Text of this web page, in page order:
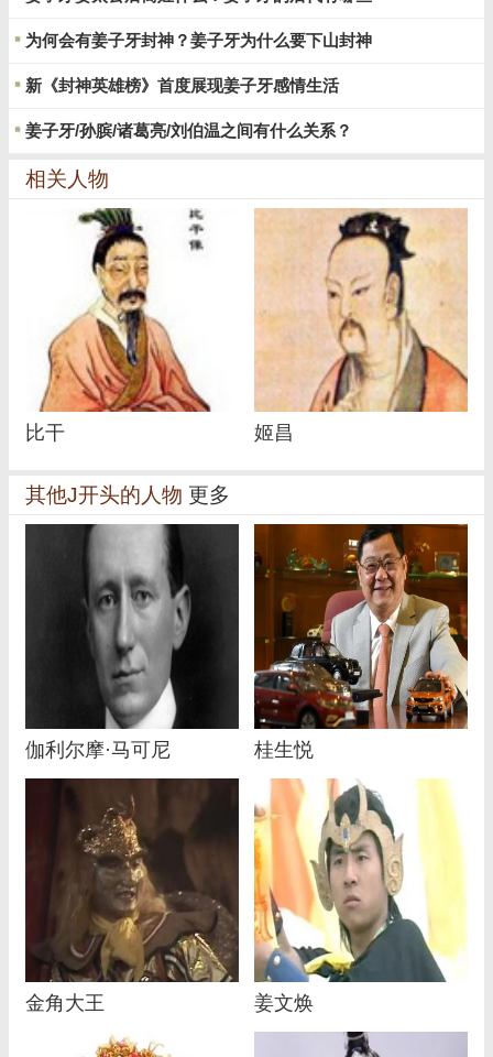
为何会有姜子牙封神？姜子牙为什么要下山封神
新《封神英雄榜》首度展现姜子牙感情生活
姜子牙/孙膑/诸葛亮/刘伯温之间有什么关系？
相关人物
比干 姬昌
其他J开头的人物 更多
伽利尔摩·马可尼 桂生悦
金角大王 姜文焕